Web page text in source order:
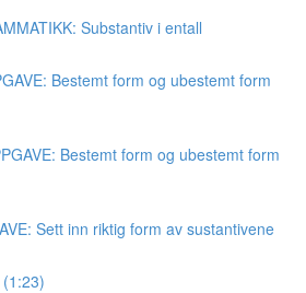
Substantiv i entall
Bestemt form og ubestemt form
Bestemt form og ubestemt form
Sett inn riktig form av sustantivene